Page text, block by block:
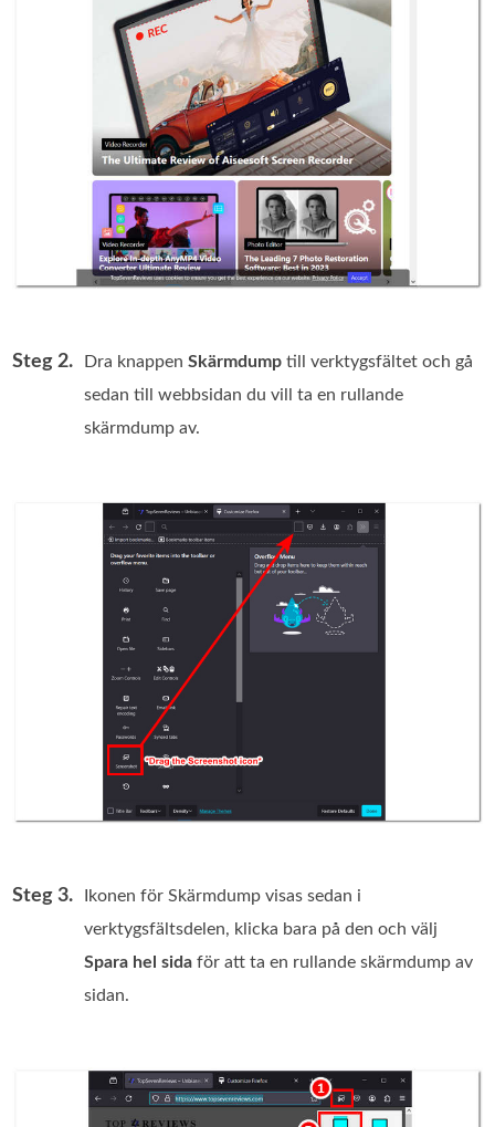
Steg 2. Dra knappenSkärmdump till verktygsfältet och gå
sedan till webbsidan du vill ta en rullande
skärmdump av.
Steg 3.
Ikonen för Skärmdump visas sedan i
verktygsfältsdelen, klicka bara på den och välj
Spara hel sida för att ta en rullande skärmdump av
sidan.